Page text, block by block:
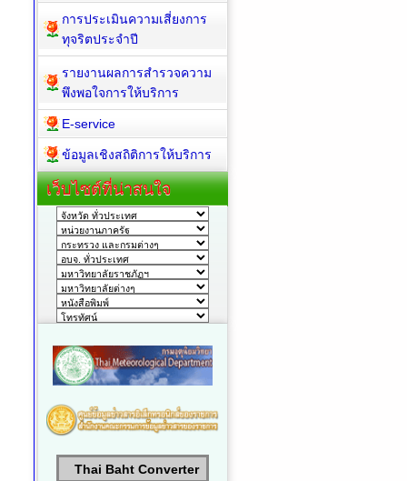
การประเมินความเสี่ยงการ
ทุจริตประจำปี
รายงานผลการสำรวจความ
พึงพอใจการให้บริการ
E-service
ข้อมูลเชิงสถิติการให้บริการ
เว็บไซต์ที่น่าสนใจ
Thai Baht Converter